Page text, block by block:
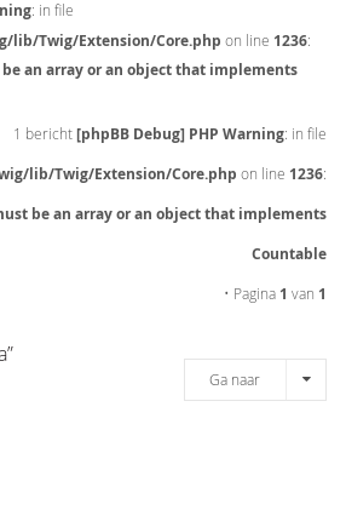
: in file
lib/Twig/Extension/Core.php on line 1236:
an array or an object that implements
1 bericht[phpBB Debug] PHP Warning: in file
lib/Twig/Extension/Core.php on line 1236:
be an array or an object that implements
Countable
• Pagina 1 van 1
Ga naar